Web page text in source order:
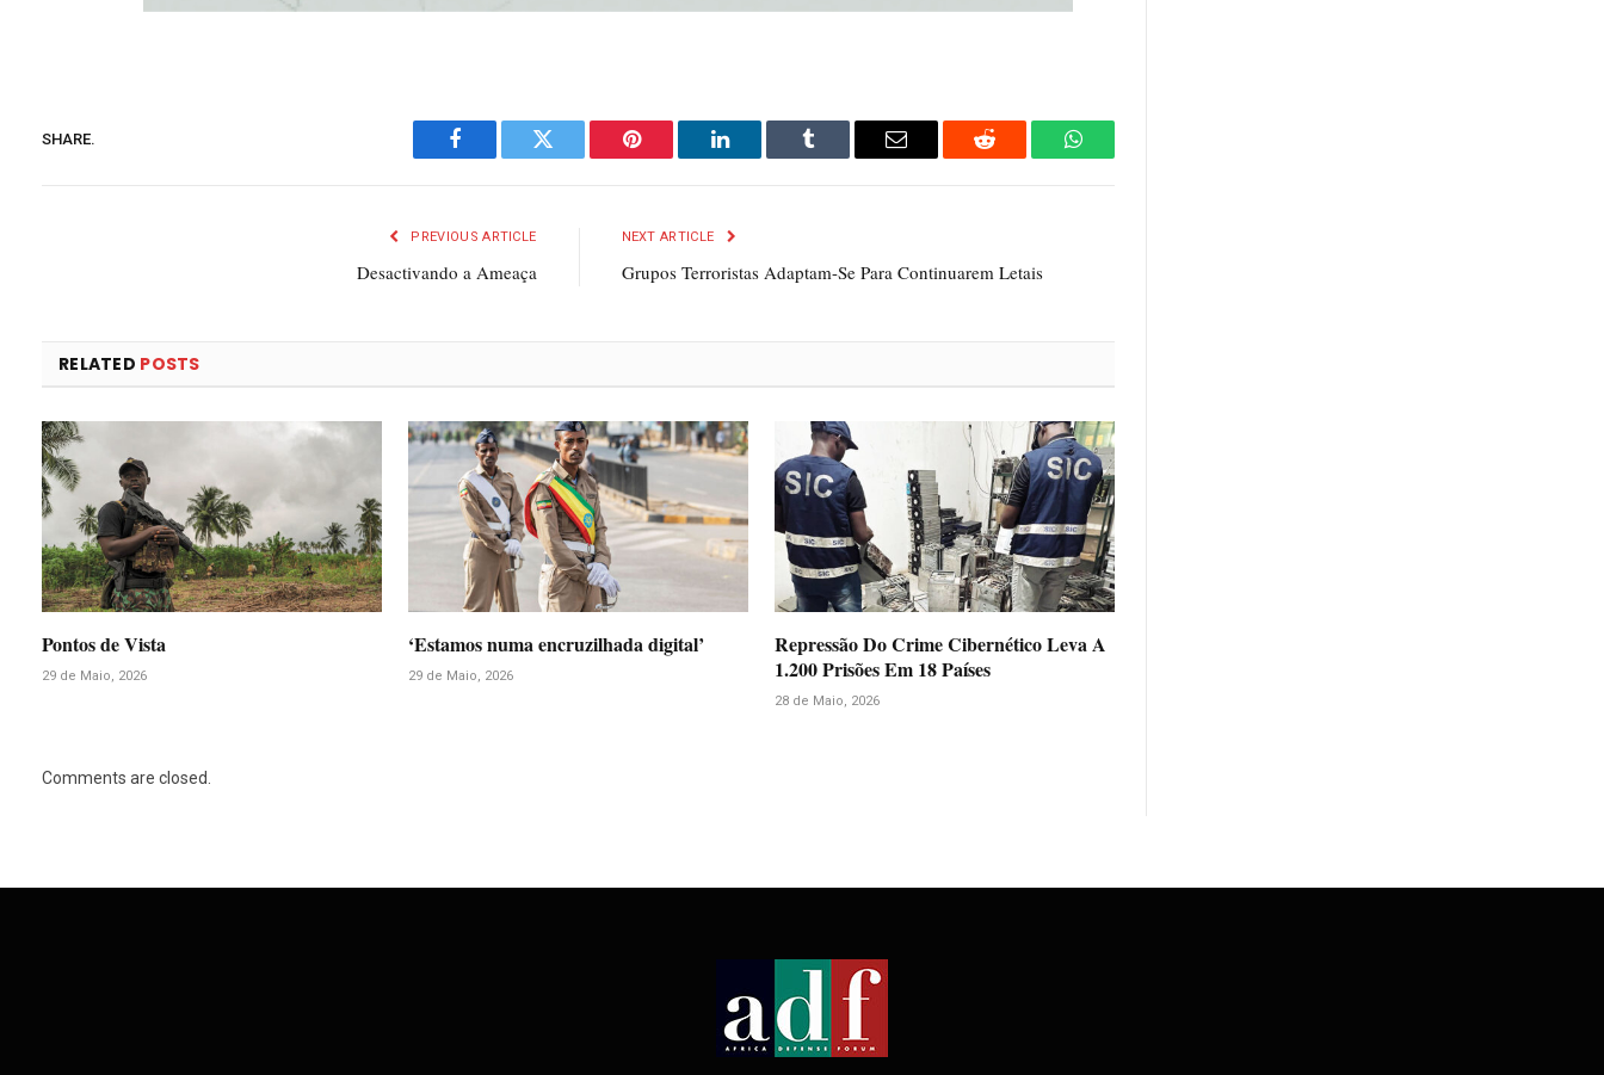
SHARE.
Facebook Twitter Pinterest LinkedIn Tumblr Email Reddit WhatsApp
PREVIOUS ARTICLE
Desactivando a Ameaça
NEXT ARTICLE
Grupos Terroristas Adaptam-Se Para Continuarem Letais
RELATED POSTS
Pontos de Vista
29 de Maio, 2026
‘Estamos numa encruzilhada digital’
29 de Maio, 2026
Repressão Do Crime Cibernético Leva A
1.200 Prisões Em 18 Países
28 de Maio, 2026
Comments are closed.